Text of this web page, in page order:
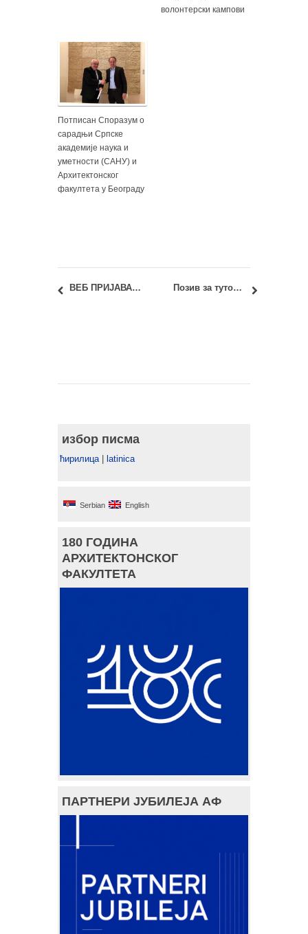
волонтерски кампови
Потписан Споразум о
сарадњи Српске
академије наука и
уметности (САНУ) и
Архитектонског
факултета у Београду
ВЕБ ПРИЈАВА за Пријемни испит 2021 Позив за туторе радионица у оквиру ЕАСА – Европске Асоцијације Студената Архитектуре, 2021. у Крагујевцу, Србији!
избор писма
ћирилица| latinica
Serbian English
180 ГОДИНА
АРХИТЕКТОНСКОГ
ФАКУЛТЕТА
ПАРТНЕРИ ЈУБИЛЕЈА АФ